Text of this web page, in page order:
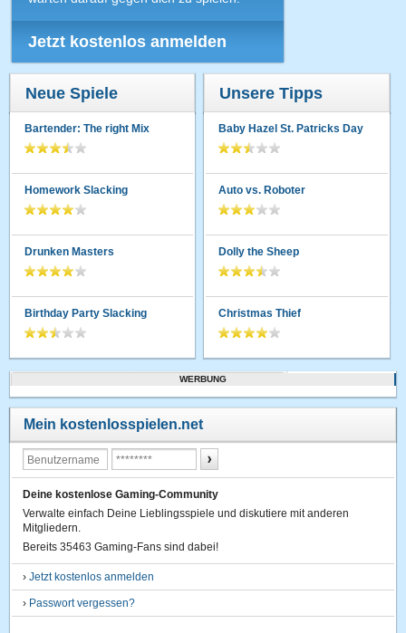
Jetzt kostenlos anmelden
Neue Spiele
Bartender: The right Mix
Homework Slacking
Drunken Masters
Birthday Party Slacking
Unsere Tipps
Baby Hazel St. Patricks Day
Auto vs. Roboter
Dolly the Sheep
Christmas Thief
WERBUNG
Mein kostenlosspielen.net
Deine kostenlose Gaming-Community
Verwalte einfach Deine Lieblingsspiele und diskutiere mit anderen
Mitgliedern.
Bereits 35463 Gaming-Fans sind dabei!
›Jetzt kostenlos anmelden
› Passwort vergessen?